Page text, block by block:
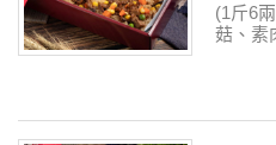
(1斤6
菇、素